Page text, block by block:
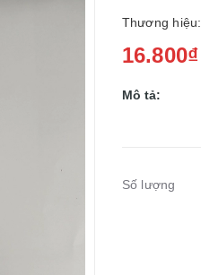
Thương hiệu:
16.800₫
Mô tả:
Số lượng